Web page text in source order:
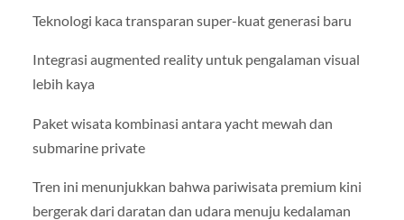
Teknologi kaca transparan super-kuat generasi baru
Integrasi augmented reality untuk pengalaman visual
lebih kaya
Paket wisata kombinasi antara yacht mewah dan
submarine private
Tren ini menunjukkan bahwa pariwisata premium kini
bergerak dari daratan dan udara menuju kedalaman